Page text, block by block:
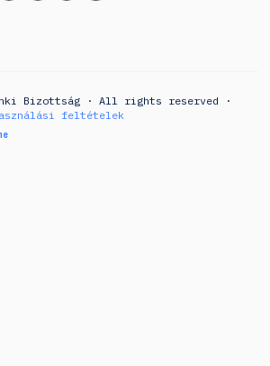
Bizottság · All rights reserved ·
feltételek